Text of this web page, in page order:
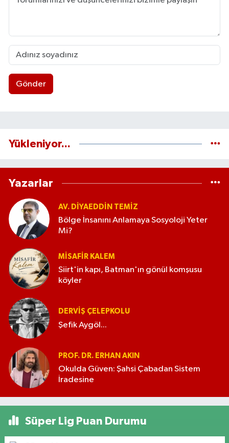
Gönder
Yükleniyor...
Yazarlar
AV. DIYAEDDIN TEMIZ
Bölge İnsanını Anlamaya Sosyoloji Yeter
Mi?
MISAFIR KALEM
Siirt'in kapı, Batman'ın gönül komşusu
köyler
DERVIŞ ÇELEPKOLU
Şefik Aygöl...
PROF. DR. ERHAN AKIN
Okulda Güven: Şahsi Çabadan Sistem
İradesine
Süper Lig Puan Durumu